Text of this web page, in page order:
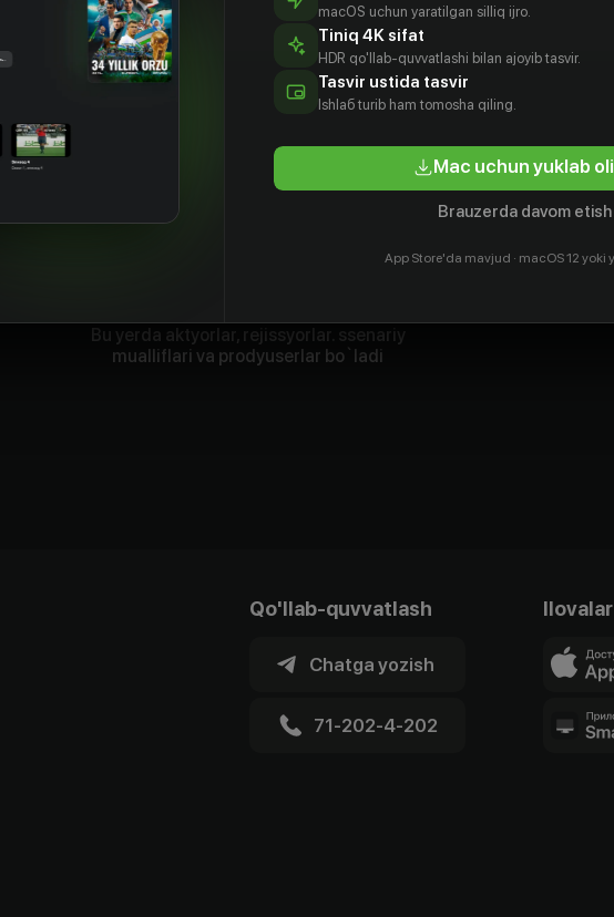
Bu yerda aktyorlar, rejissyorlar. ssenariy
mualliflari va prodyuserlar bo`ladi
Qo'llab-quvvatlash
Chatga yozish
71-202-4-202
Ilovalar
macOS uchun yaratilgan silliq ijro.
Tiniq 4K sifat
HDR qo'llab-quvvatlashi bilan ajoyib tasvir.
Tasvir ustida tasvir
Ishlаб turib ham tomosha qiling.
Mac uchun yuklab
Brauzerda davom etish
App Store'da mavjud · macOS 12 yoki